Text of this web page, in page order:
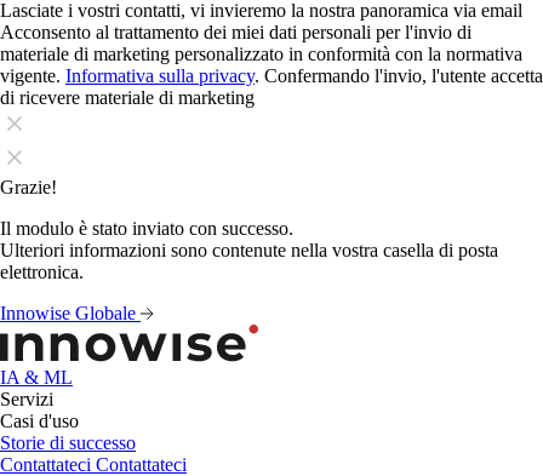
Lasciate i vostri contatti, vi invieremo la nostra panoramica via email
Acconsento al trattamento dei miei dati personali per l'invio di
materiale di marketing personalizzato in conformità con la normativa
vigente. Informativa sulla privacy. Confermando l'invio, l'utente accetta
di ricevere materiale di marketing
Grazie!
Il modulo è stato inviato con successo.
Ulteriori informazioni sono contenute nella vostra casella di posta
elettronica.
Innowise Globale
IA & ML
Servizi
Casi d'uso
Storie di successo
Contattateci Contattateci